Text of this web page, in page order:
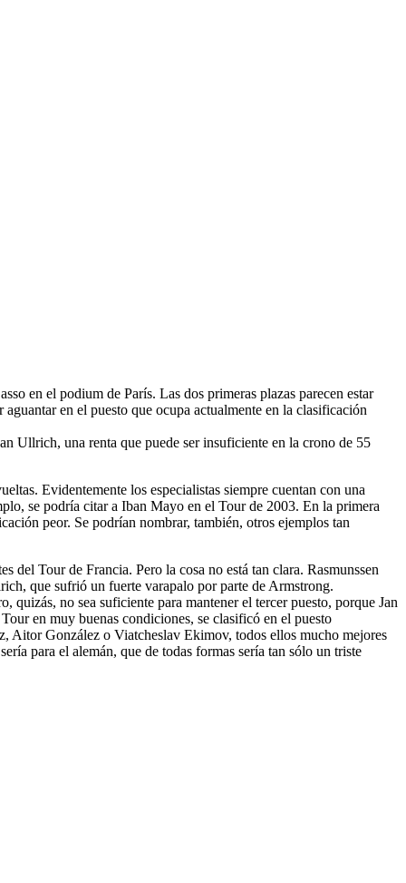
en el podium de París. Las dos primeras plazas parecen estar
en el puesto que ocupa actualmente en la clasificación
Ullrich, una renta que puede ser insuficiente en la crono de 55
Evidentemente los especialistas siempre cuentan con una
se podría citar a Iban Mayo en el Tour de 2003. En la primera
peor. Se podrían nombrar, también, otros ejemplos tan
del Tour de Francia. Pero la cosa no está tan clara. Rasmunssen
que sufrió un fuerte varapalo por parte de Armstrong.
quizás, no sea suficiente para mantener el tercer puesto, porque Jan
en muy buenas condiciones, se clasificó en el puesto
Aitor González o Viatcheslav Ekimov, todos ellos mucho mejores
para el alemán, que de todas formas sería tan sólo un triste